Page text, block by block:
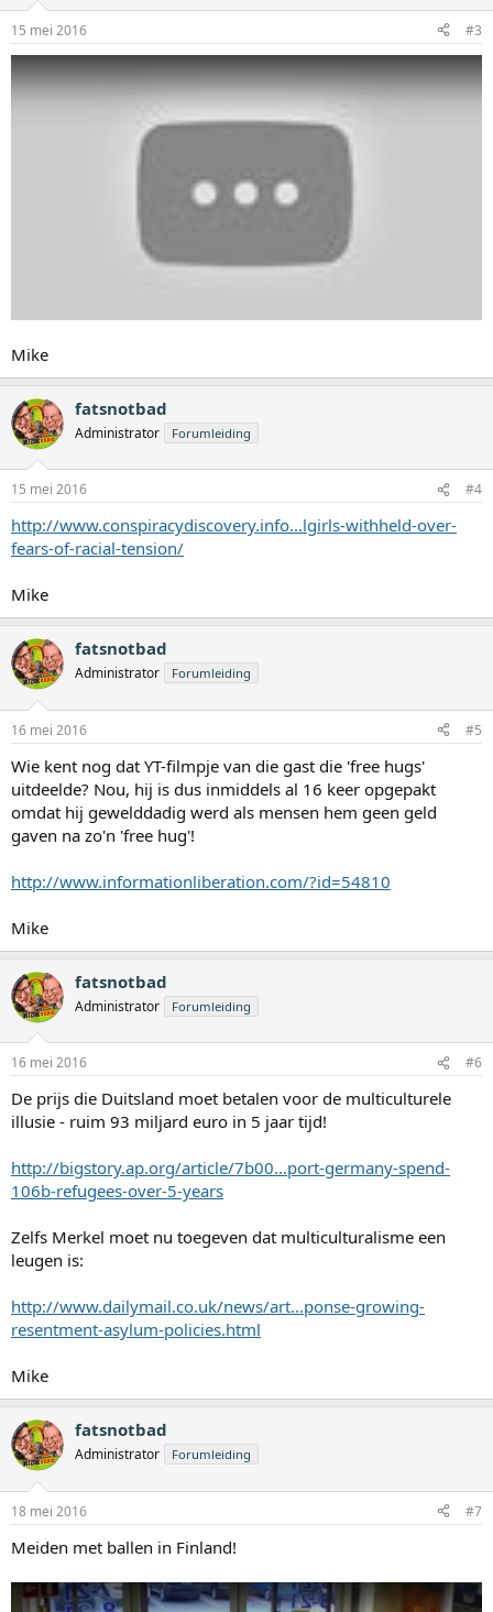
15 mei 2016 #3
Mike
fatsnotbad
Administrator Forumleiding
15 mei 2016 #4
http://www.conspiracydiscovery.info...lgirls-withheld-over-
fears-of-racial-tension/
Mike
fatsnotbad
Administrator Forumleiding
16 mei 2016 #5
Wie kent nog dat YT-filmpje van die gast die 'free hugs'
uitdeelde? Nou, hij is dus inmiddels al 16 keer opgepakt
omdat hij gewelddadig werd als mensen hem geen geld
gaven na zo'n 'free hug'!
http://www.informationliberation.com/?id=54810
Mike
fatsnotbad
Administrator Forumleiding
16 mei 2016 #6
De prijs die Duitsland moet betalen voor de multiculturele
illusie - ruim 93 miljard euro in 5 jaar tijd!
http://bigstory.ap.org/article/7b00...port-germany-spend-
106b-refugees-over-5-years
Zelfs Merkel moet nu toegeven dat multiculturalisme een
leugen is:
http://www.dailymail.co.uk/news/art...ponse-growing-
resentment-asylum-policies.html
Mike
fatsnotbad
Administrator Forumleiding
18 mei 2016 #7
Meiden met ballen in Finland!